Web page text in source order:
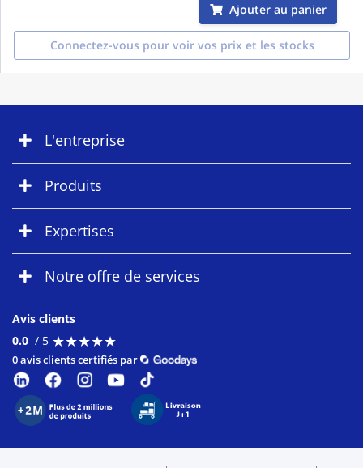
Ajouter au panier
Connectez-vous pour voir vos prix et les stocks
L'entreprise
Produits
Expertises
Notre offre de services
Avis clients
0.0 / 5 ★★★★★
★★★★★
0 avis clients certifiés par